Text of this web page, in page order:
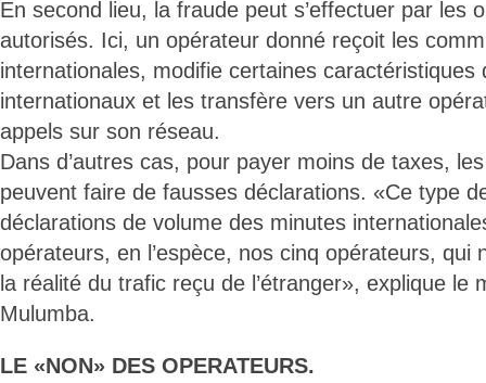
En second lieu, la fraude peut s’effectuer par les
autorisés. Ici, un opérateur donné reçoit les
internationales, modifie certaines caractéristiques
internationaux et les transfère vers un autre
appels sur son réseau.
Dans d’autres cas, pour payer moins de taxes,
peuvent faire de fausses déclarations. «Ce type
déclarations de volume des minutes
opérateurs, en l’espèce, nos cinq opérateurs, qui
la réalité du trafic reçu de l’étranger», explique le
Mulumba.
LE «NON» DES OPERATEURS.